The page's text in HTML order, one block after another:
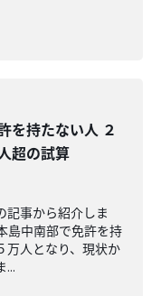
を持たない人 ２
超の試算
記事から紹介しま
島中南部で免許を持
万人となり、現状か
...